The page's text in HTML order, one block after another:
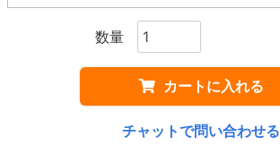
須
カートに入れる
チャットで問い合わせる